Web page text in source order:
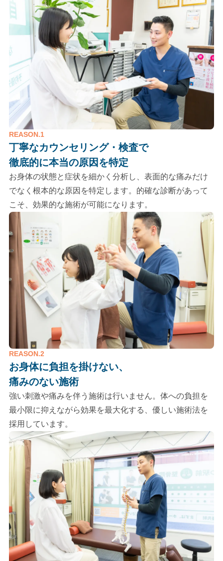
REASON.1
丁寧なカウンセリング・検査で
徹底的に本当の原因を特定
お身体の状態と症状を細かく分析し、表面的な痛みだけ
でなく根本的な原因を特定します。的確な診断があって
こそ、効果的な施術が可能になります。
REASON.2
お身体に負担を掛けない、
痛みのない施術
強い刺激や痛みを伴う施術は行いません。体への負担を
最小限に抑えながら効果を最大化する、優しい施術法を
採用しています。